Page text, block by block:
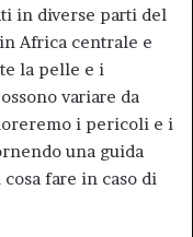
in diverse parti del
Africa centrale e
la pelle e i
variare da
i pericoli e i
una guida
fare in caso di